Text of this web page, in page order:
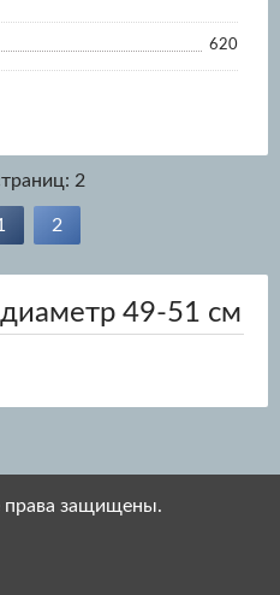
620
2
2
49-51 см
права защищены.